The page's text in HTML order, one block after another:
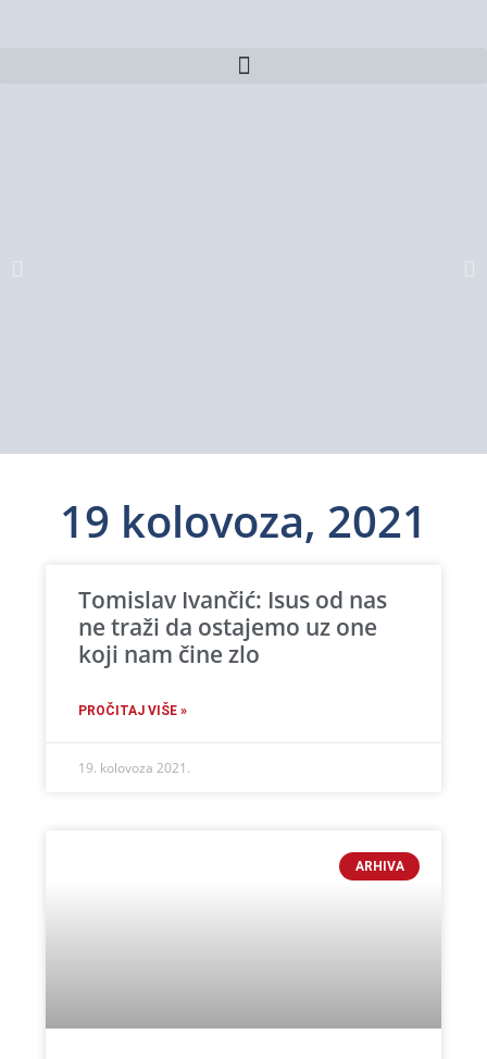
19 kolovoza, 2021
Tomislav Ivančić: Isus od nas
ne traži da ostajemo uz one
koji nam čine zlo
PROČITAJ VIŠE »
19. kolovoza 2021.
ARHIVA